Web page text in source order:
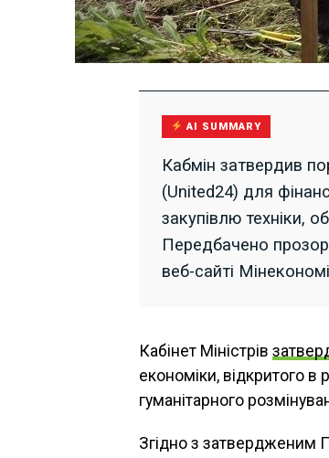
AI SUMMARY
Кабмін затвердив
(United24) для
закупівлю техніки,
Передбачено
веб-сайті
Кабінет Міністрів
економіки, відкритого
гуманітарного
Згідно з затвердженим